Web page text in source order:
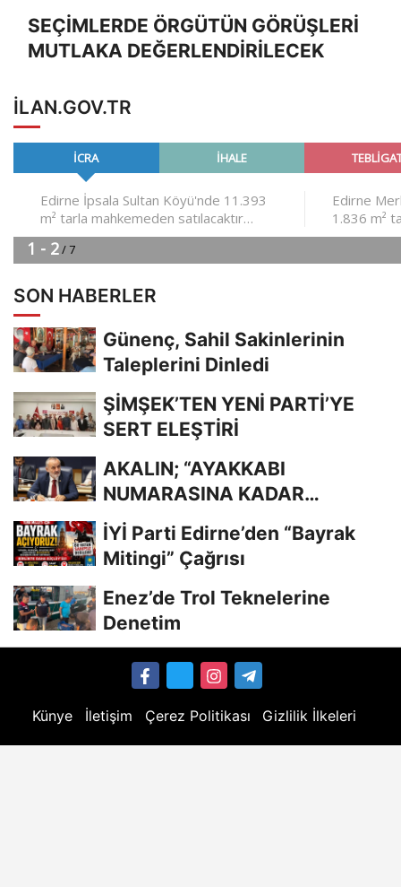
SEÇİMLERDE ÖRGÜTÜN GÖRÜŞLERİ
MUTLAKA DEĞERLENDİRİLECEK
ILAN.GOV.TR
SON HABERLER
Günenç, Sahil Sakinlerinin
Taleplerini Dinledi
ŞİMŞEK’TEN YENİ PARTİ’YE
SERT ELEŞTİRİ
AKALIN; “AYAKKABI
NUMARASINA KADAR
BİLİYORDUNUZ, ADRESİNİ Mİ
UNUTTUNUZ?”
İYİ Parti Edirne’den “Bayrak
Mitingi” Çağrısı
Enez’de Trol Teknelerine
Denetim
Künye İletişim Çerez Politikası Gizlilik İlkeleri